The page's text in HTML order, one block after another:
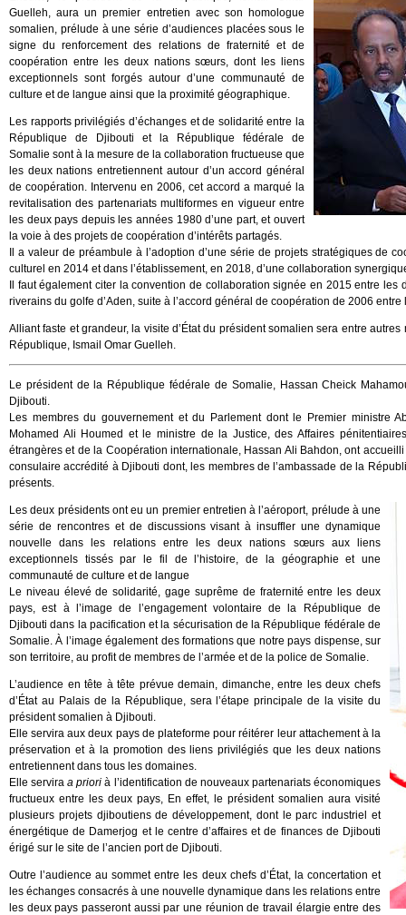
Guelleh, aura un premier entretien avec son homologue
somalien, prélude à une série d’audiences placées sous le
signe du renforcement des relations de fraternité et de
coopération entre les deux nations sœurs, dont les liens
exceptionnels sont forgés autour d’une communauté de
culture et de langue ainsi que la proximité géographique.
Les rapports privilégiés d’échanges et de solidarité entre la
République de Djibouti et la République fédérale de
Somalie sont à la mesure de la collaboration fructueuse que
les deux nations entretiennent autour d’un accord général
de coopération. Intervenu en 2006, cet accord a marqué la
revitalisation des partenariats multiformes en vigueur entre
les deux pays depuis les années 1980 d’une part, et ouvert
la voie à des projets de coopération d’intérêts partagés.
Il a valeur de préambule à l’adoption d’une série de projets stratégiques de
culturel en 2014 et dans l’établissement, en 2018, d’une collaboration
Il faut également citer la convention de collaboration signée en 2015 entre
riverains du golfe d’Aden, suite à l’accord général de coopération de 2006
Alliant faste et grandeur, la visite d’État du président somalien sera entre
République, Ismail Omar Guelleh.
Le président de la République fédérale de Somalie, Hassan Cheick
Djibouti.
Les membres du gouvernement et du Parlement dont le Premier ministre
Mohamed Ali Houmed et le ministre de la Justice, des Affaires
étrangères et de la Coopération internationale, Hassan Ali Bahdon, ont
consulaire accrédité à Djibouti dont, les membres de l’ambassade de la
présents.
Les deux présidents ont eu un premier entretien à l’aéroport, prélude à une
série de rencontres et de discussions visant à insuffler une dynamique
nouvelle dans les relations entre les deux nations sœurs aux liens
exceptionnels tissés par le fil de l’histoire, de la géographie et une
communauté de culture et de langue
Le niveau élevé de solidarité, gage suprême de fraternité entre les deux
pays, est à l’image de l’engagement volontaire de la République de
Djibouti dans la pacification et la sécurisation de la République fédérale de
Somalie. À l’image également des formations que notre pays dispense, sur
son territoire, au profit de membres de l’armée et de la police de Somalie.
L’audience en tête à tête prévue demain, dimanche, entre les deux chefs
d’État au Palais de la République, sera l’étape principale de la visite du
président somalien à Djibouti.
Elle servira aux deux pays de plateforme pour réitérer leur attachement à la
préservation et à la promotion des liens privilégiés que les deux nations
entretiennent dans tous les domaines.
Elle serviraa priori à l’identification de nouveaux partenariats économiques
fructueux entre les deux pays, En effet, le président somalien aura visité
plusieurs projets djiboutiens de développement, dont le parc industriel et
énergétique de Damerjog et le centre d’affaires et de finances de Djibouti
érigé sur le site de l’ancien port de Djibouti.
Outre l’audience au sommet entre les deux chefs d’État, la concertation et
les échanges consacrés à une nouvelle dynamique dans les relations entre
les deux pays passeront aussi par une réunion de travail élargie entre des